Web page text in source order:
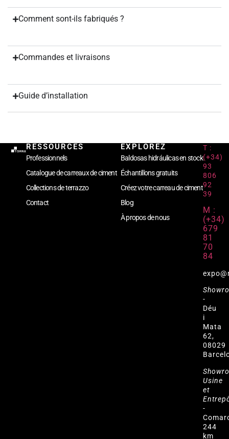
Comment sont-ils fabriqués ?
Commandes et livraisons
Guide d’installation
RESSOURCES
Professionnels
Catalogue de carreaux de ciment
Collections de terrazzo
Contact
EXPLOREZ
Baldosas hidráulicas en stock
Échantillons gratuits
Créez votre carreau de ciment
Blog
À propos de nous
T :
(+34)
93
806
92
39
M :
(+34)
679
81
70
84
-
Déu
i
Mata
62,
08029
Usine
et
-
244
km